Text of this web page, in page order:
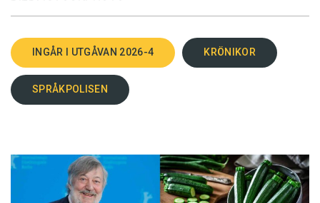
INGÅR I UTGÅVAN 2026-4 KRÖNIKOR
SPRÅKPOLISEN